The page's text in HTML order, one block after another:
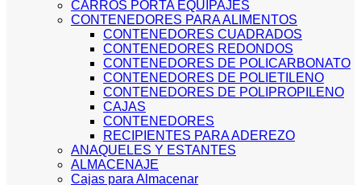
CARROS PORTA EQUIPAJES
CONTENEDORES PARA ALIMENTOS
CONTENEDORES CUADRADOS
CONTENEDORES REDONDOS
CONTENEDORES DE POLICARBONATO
CONTENEDORES DE POLIETILENO
CONTENEDORES DE POLIPROPILENO
CAJAS
CONTENEDORES
RECIPIENTES PARA ADEREZO
ANAQUELES Y ESTANTES
ALMACENAJE
Cajas para Almacenar